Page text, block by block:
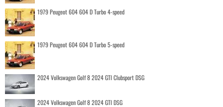
1979 Peugeot 604 604 D Turbo 4-speed
1979 Peugeot 604 604 D Turbo 5-speed
2024 Volkswagen Golf 8 2024 GTI Clubsport DSG
2024 Volkswagen Golf 8 2024 GTI DSG